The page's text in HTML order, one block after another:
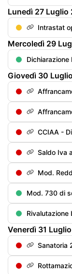
Lunedì 27 Luglio
Intrastat
Mercoledì 29
Dichiarazione
Giovedì 30 Luglio
Affrancamento 2025
Affrancamento 2026
CCIAA - Diritto
Saldo Iva anno precedente:
Mod. Redditi/Irap -
Venerdì 31 Luglio
Sanatoria
Rottamazione-